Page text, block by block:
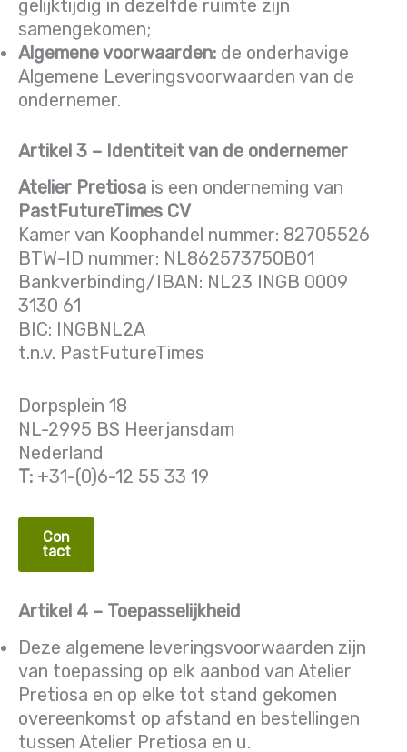
gelijktijdig in dezelfde ruimte zijn
samengekomen;
Algemene voorwaarden: de onderhavige
Algemene Leveringsvoorwaarden van de
ondernemer.
Artikel 3 – Identiteit van de ondernemer
Atelier Pretiosa is een onderneming van
PastFutureTimes CV
Kamer van Koophandel nummer: 82705526
BTW-ID nummer: NL862573750B01
Bankverbinding/IBAN: NL23 INGB 0009
3130 61
BIC: INGBNL2A
t.n.v. PastFutureTimes
Dorpsplein 18
NL-2995 BS Heerjansdam
Nederland
T: +31-(0)6-12 55 33 19
Con
tact
Artikel 4 – Toepasselijkheid
Deze algemene leveringsvoorwaarden zijn
van toepassing op elk aanbod van Atelier
Pretiosa en op elke tot stand gekomen
overeenkomst op afstand en bestellingen
tussen Atelier Pretiosa en u.